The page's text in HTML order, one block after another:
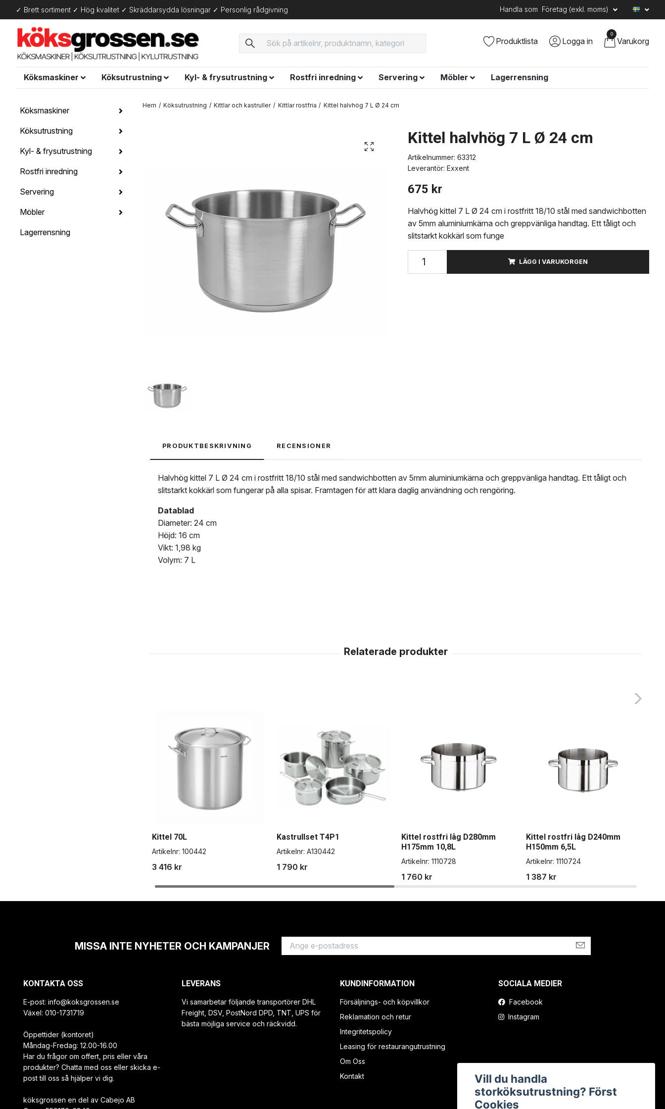
✓ Brett sortiment ✓ Hög kvalitet ✓ Skräddarsydda lösningar ✓ Personlig rådgivning Handla som Företag (exkl. moms)
Produktlista Logga in
0
Varukorg
Köksmaskiner Köksutrustning Kyl- & frysutrustning Rostfri inredning Servering Möbler Lagerrensning
Köksmaskiner
Köksutrustning
Kyl- & frysutrustning
Rostfri inredning
Servering
Möbler
Lagerrensning
Hem Köksutrustning Kittlar och kastruller Kittlar rostfria Kittel halvhög 7 L Ø 24 cm
Kittel halvhög 7 L Ø 24 cm
Artikelnummer: 63312
Leverantör: Exxent
675 kr
Halvhög kittel 7 L Ø 24 cm i rostfritt 18/10 stål med sandwichbotten
av 5mm aluminiumkärna och greppvänliga handtag. Ett tåligt och
slitstarkt kokkärl som funge
LÄGG I VARUKORGEN
PRODUKTBESKRIVNING RECENSIONER
Halvhög kittel 7 L Ø 24 cm i rostfritt 18/10 stål med sandwichbotten av 5mm aluminiumkärna och greppvänliga handtag. Ett tåligt och
slitstarkt kokkärl som fungerar på alla spisar. Framtagen för att klara daglig användning och rengöring.
Datablad
Diameter: 24 cm
Höjd: 16 cm
Vikt: 1,98 kg
Volym: 7 L
Kittel 70L
Artikelnr: 100442
3 416 kr
Kastrullset T4P1
Artikelnr: A130442
1 790 kr
Kittel rostfri låg D280mm
H175mm 10,8L
Artikelnr: 1110728
1 760 kr
Kittel rostfri låg D240mm
H150mm 6,5L
Artikelnr: 1110724
1 387 kr
MISSA INTE NYHETER OCH KAMPANJER
KONTAKTA OSS
E-post: info@koksgrossen.se
Växel: 010-1731719
Öppettider (kontoret)
Måndag-Fredag: 12.00-16.00
Har du frågor om offert, pris eller våra
produkter? Chatta med oss eller skicka e-
post till oss så hjälper vi dig.
köksgrossen en del av Cabejo AB
LEVERANS
Vi samarbetar följande transportörer DHL
Freight, DSV, PostNord DPD, TNT, UPS för
bästa möjliga service och räckvidd.
KUNDINFORMATION
Försäljnings- och köpvillkor
Reklamation och retur
Integritetspolicy
Leasing för restaurangutrustning
Om Oss
Kontakt
SOCIALA MEDIER
Facebook
Instagram
Vill du handla
storköksutrustning? Först
Cookies